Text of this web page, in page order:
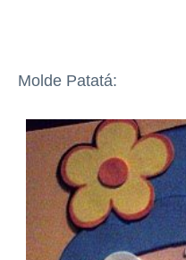
Molde Patatá: